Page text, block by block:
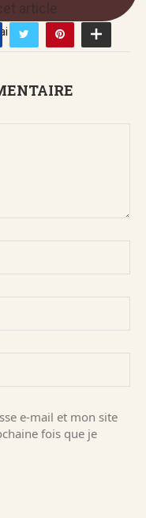
2026
article
e-mail et mon site
fois que je